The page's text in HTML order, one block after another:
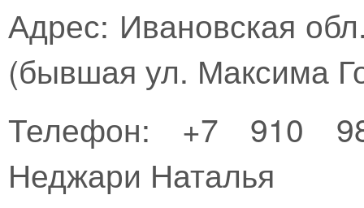
Адрес: Ивановская
(бывшая ул. Максима
Телефон: +7 910
Неджари Наталья